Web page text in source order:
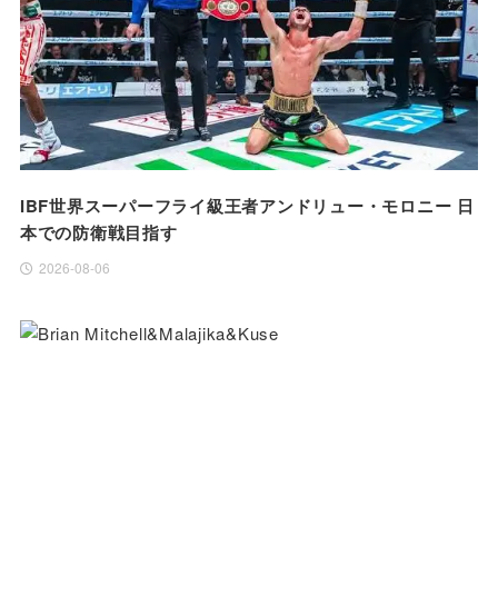
IBF世界スーパーフライ級王者アンドリュー・モロニー 日
本での防衛戦目指す
2026-08-06